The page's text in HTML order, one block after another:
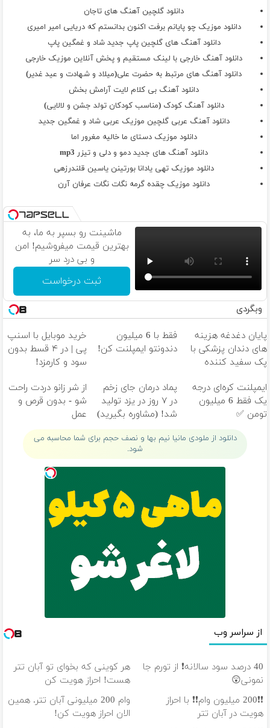
دانلود گلچین آهنگ های تاجان
دانلود موزیک چو پایانم برفت اکنون بدانستم که دریایی امیر امیری
دانلود آهنگ های گلچین پاپ جدید شاد و غمگین پاپ
دانلود آهنگ خارجی با لینک مستقیم و پخش آنلاین موزیک خارجی
دانلود آهنگ های مرتبط به حضرت علی(میلاد و شهادت و عید غدیر)
دانلود آهنگ بی کلام لایت آرامش بخش
دانلود آهنگ کودک (مناسب کودکان تولد جشن و لالایی)
دانلود آهنگ عربی گلچین موزیک عربی شاد و غمگین جدید
دانلود موزیک دستای ما خالیه مغرور اما
دانلود آهنگ های جدید دمو و دلی و تیزر mp3
دانلود موزیک تهی یادانا بورتینن یاسین قلندرزهی
دانلود موزیک چقده گرمه نگات نگات عرفان آرن
ماشینت رو بسپر به ما، به
بهترین قیمت میفروشیم! امن
و بی درد سر
ثبت درخواست
وبگردی
پایان دغدغه هزینه
های دندان پزشکی با
پک سفید کننده
فقط با 6 میلیون
دندونتو ایمپلنت کن!
خرید موبایل با اسنپ
پی | در ۴ قسط بدون
سود و کارمزد!
ایمپلنت کره‌ای درجه
یک فقط 6 میلیون
تومن ✅
پماد درمان جای زخم
در ۷ روز در یزد تولید
شد! (مشاوره بگیرید)
از شر زانو دردت راحت
شو - بدون قرص و
عمل
دانلود از ملودی مانیا نیم بها و نصف حجم برای شما محاسبه می
شود.
از سراسر وب
40 درصد سود سالانه❗ از تورم جا
نمونی😲
هر کوینی که بخوای تو آبان تتر
هست! احراز هویت کن
❗❗200 میلیون وام❗❗ با احراز
هویت در آبان تتر
وام 200 میلیونی آبان تتر. همین
الان احراز هویت کن!